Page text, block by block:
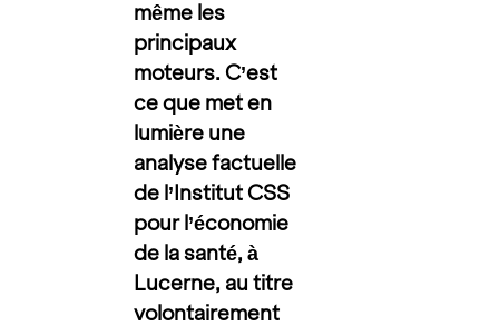
même les
principaux
moteurs. C’est
ce que met en
lumière une
analyse factuelle
de l’Institut CSS
pour l’économie
de la santé, à
Lucerne, au titre
volontairement